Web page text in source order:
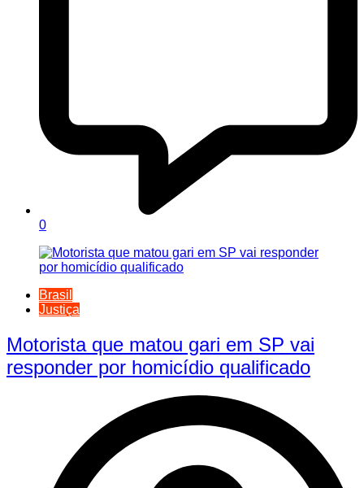
0
Brasil
Justiça
Motorista que matou gari em SP vai
responder por homicídio qualificado